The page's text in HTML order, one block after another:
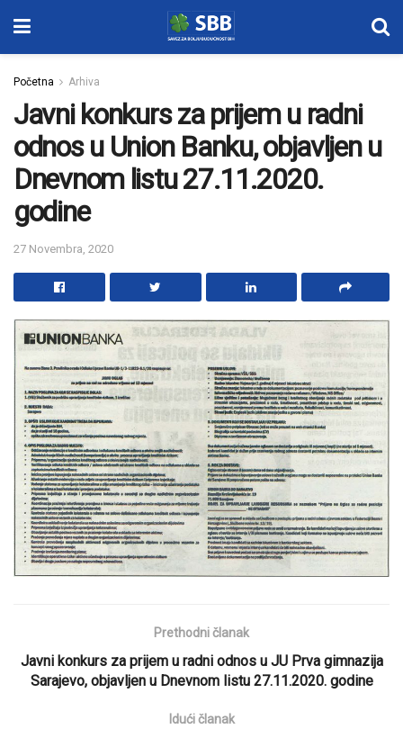
Početna Arhiva
Javni konkurs za prijem u radni
odnos u Union Banku, objavljen u
Dnevnom listu 27.11.2020.
godine
27 Novembra, 2020
Prethodni članak
Javni konkurs za prijem u radni odnos u JU Prva gimnazija
Sarajevo, objavljen u Dnevnom listu 27.11.2020. godine
Idući članak